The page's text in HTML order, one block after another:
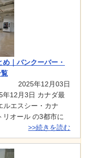
｜バンクーバー・
2025年12月03日
12月3日 カナダ最
ルエスシー・カナ
リオール の3都市に
>>続きを読む